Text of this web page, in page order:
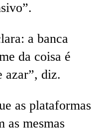
a banca
da coisa é
azar”, diz.
as plataformas
as mesmas